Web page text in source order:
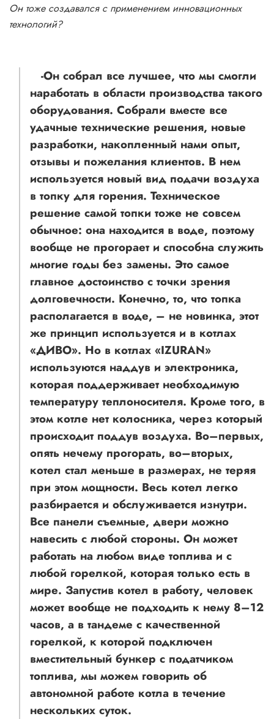
Он тоже создавался с применением инновационных
технологий?
-Он собрал все лучшее, что мы смогли
наработать в области производства такого
оборудования. Собрали вместе все
удачные технические решения, новые
разработки, накопленный нами опыт,
отзывы и пожелания клиентов. В нем
используется новый вид подачи воздуха
в топку для горения. Техническое
решение самой топки тоже не совсем
обычное: она находится в воде, поэтому
вообще не прогорает и способна служить
многие годы без замены. Это самое
главное достоинство с точки зрения
долговечности. Конечно, то, что топка
располагается в воде, – не новинка, этот
же принцип используется и в котлах
«ДИВО». Но в котлах «IZURAN»
используются наддув и электроника,
которая поддерживает необходимую
температуру теплоносителя. Кроме того, в
этом котле нет колосника, через который
происходит поддув воздуха. Во–первых,
опять нечему прогорать, во–вторых,
котел стал меньше в размерах, не теряя
при этом мощности. Весь котел легко
разбирается и обслуживается изнутри.
Все панели съемные, двери можно
навесить с любой стороны. Он может
работать на любом виде топлива и с
любой горелкой, которая только есть в
мире. Запустив котел в работу, человек
может вообще не подходить к нему 8–12
часов, а в тандеме с качественной
горелкой, к которой подключен
вместительный бункер с податчиком
топлива, мы можем говорить об
автономной работе котла в течение
нескольких суток.